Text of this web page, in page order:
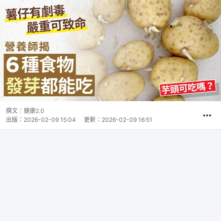
撰文： 健康2.0
出版： 2026-02-09 15:04 更新： 2026-02-09 16:51